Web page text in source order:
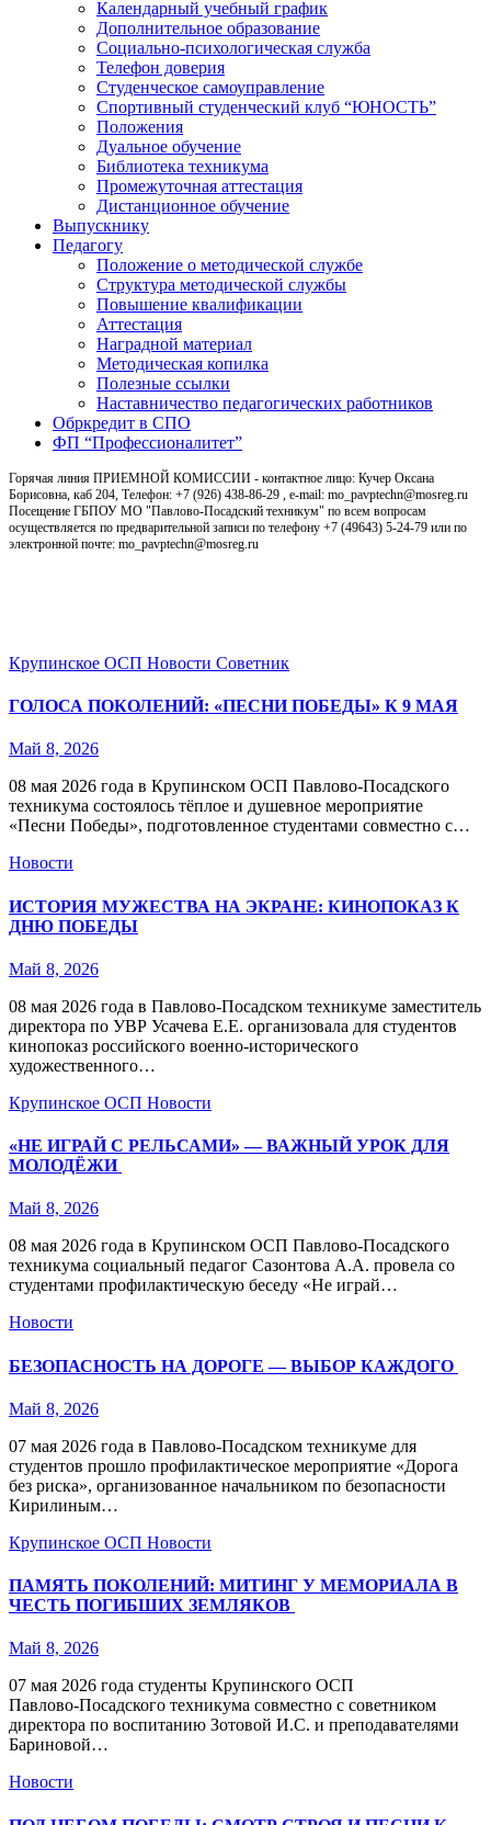
Календарный учебный график
Дополнительное образование
Социально-психологическая служба
Телефон доверия
Студенческое самоуправление
Спортивный студенческий клуб “ЮНОСТЬ”
Положения
Дуальное обучение
Библиотека техникума
Промежуточная аттестация
Дистанционное обучение
Выпускнику
Педагогу
Положение о методической службе
Структура методической службы
Повышение квалификации
Аттестация
Наградной материал
Методическая копилка
Полезные ссылки
Наставничество педагогических работников
Обркредит в СПО
ФП “Профессионалитет”
Горячая линия ПРИЕМНОЙ КОМИССИИ - контактное лицо: Кучер Оксана
Борисовна, каб 204, Телефон: +7 (926) 438-86-29 , e-mail: mo_pavptechn@mosreg.ru
Посещение ГБПОУ МО "Павлово-Посадский техникум" по всем вопросам
осуществляется по предварительной записи по телефону +7 (49643) 5-24-79 или по
электронной почте: mo_pavptechn@mosreg.ru
Крупинское ОСП Новости Советник
ГОЛОСА ПОКОЛЕНИЙ: «ПЕСНИ ПОБЕДЫ» К 9 МАЯ
Май 8, 2026
08 мая 2026 года в Крупинском ОСП Павлово‑Посадского
техникума состоялось тёплое и душевное мероприятие
«Песни Победы», подготовленное студентами совместно с…
Новости
ИСТОРИЯ МУЖЕСТВА НА ЭКРАНЕ: КИНОПОКАЗ К
ДНЮ ПОБЕДЫ
Май 8, 2026
08 мая 2026 года в Павлово‑Посадском техникуме заместитель
директора по УВР Усачева Е.Е. организовала для студентов
кинопоказ российского военно‑исторического
художественного…
Крупинское ОСП Новости
«НЕ ИГРАЙ С РЕЛЬСАМИ» — ВАЖНЫЙ УРОК ДЛЯ
МОЛОДЁЖИ
Май 8, 2026
08 мая 2026 года в Крупинском ОСП Павлово‑Посадского
техникума социальный педагог Сазонтова А.А. провела со
студентами профилактическую беседу «Не играй…
Новости
БЕЗОПАСНОСТЬ НА ДОРОГЕ — ВЫБОР КАЖДОГО
Май 8, 2026
07 мая 2026 года в Павлово‑Посадском техникуме для
студентов прошло профилактическое мероприятие «Дорога
без риска», организованное начальником по безопасности
Кирилиным…
Крупинское ОСП Новости
ПАМЯТЬ ПОКОЛЕНИЙ: МИТИНГ У МЕМОРИАЛА В
ЧЕСТЬ ПОГИБШИХ ЗЕМЛЯКОВ
Май 8, 2026
07 мая 2026 года студенты Крупинского ОСП
Павлово‑Посадского техникума совместно с советником
директора по воспитанию Зотовой И.С. и преподавателями
Бариновой…
Новости